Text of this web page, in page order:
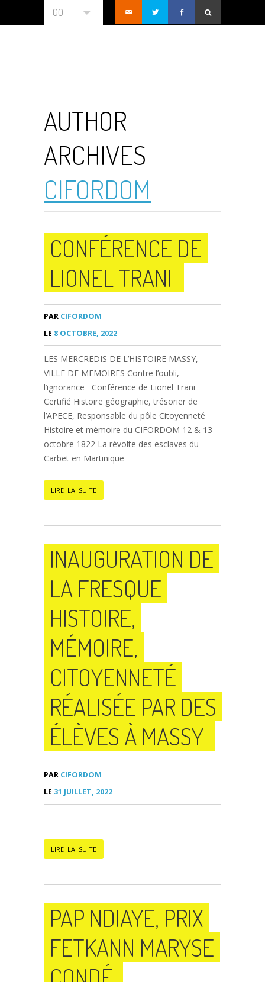
GO
AUTHOR
ARCHIVES
CIFORDOM
CONFÉRENCE DE
LIONEL TRANI
PAR CIFORDOM
LE 8 OCTOBRE, 2022
LES MERCREDIS DE L’HISTOIRE MASSY,
VILLE DE MEMOIRES Contre l’oubli,
l’ignorance Conférence de Lionel Trani
Certifié Histoire géographie, trésorier de
l’APECE, Responsable du pôle Citoyenneté
Histoire et mémoire du CIFORDOM 12 & 13
octobre 1822 La révolte des esclaves du
Carbet en Martinique
LIRE LA SUITE
INAUGURATION DE
LA FRESQUE
HISTOIRE,
MÉMOIRE,
CITOYENNETÉ
RÉALISÉE PAR DES
ÉLÈVES À MASSY
PAR CIFORDOM
LE 31 JUILLET, 2022
LIRE LA SUITE
PAP NDIAYE, PRIX
FETKANN MARYSE